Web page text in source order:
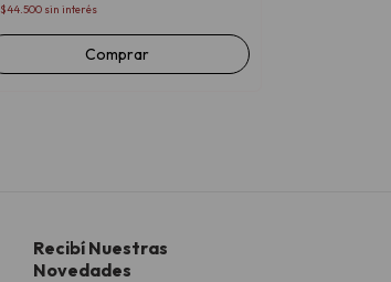
$44.500 sin interés
Comprar
Recibí Nuestras
Novedades